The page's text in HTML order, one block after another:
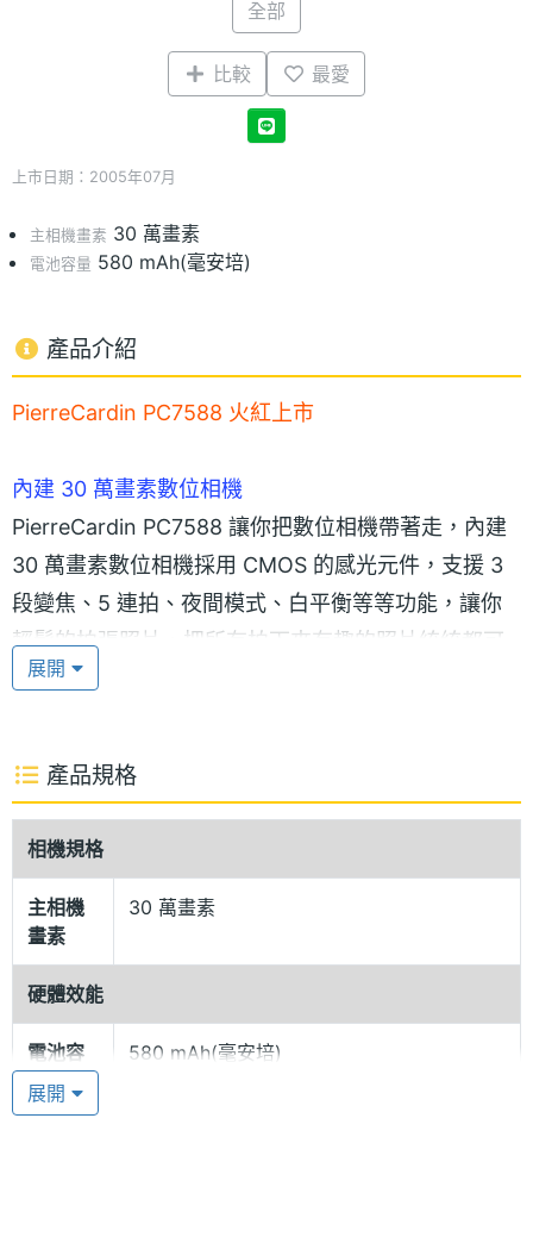
全部
比較 最愛
上市日期：2005年07月
主相機畫素 30 萬畫素
電池容量 580 mAh(毫安培)
產品介紹
PierreCardin PC7588 火紅上市
內建 30 萬畫素數位相機
PierreCardin PC7588 讓你把數位相機帶著走，內建
30 萬畫素數位相機採用 CMOS 的感光元件，支援 3
段變焦、5 連拍、夜間模式、白平衡等等功能，讓你
輕鬆的拍張照片，把所有拍下來有趣的照片統統都可
以設定成桌布，生活變得更精彩。
PierreCardin PC7588 為支援 64 和弦的音樂鈴聲，
樂鈴聲格式為 MIDI、MP3，只要是支援這些格式的音
樂 PierreCardin PC7588 就能讓你隨心所欲的變成來
電鈴聲，好聽的 MP3 音樂鈴聲是你絕對不能錯過的選
擇。
內建 64 MB 記憶體空間
展開
產品規格
相機規格
主相機
畫素
30 萬畫素
硬體效能
電池容
量
580 mAh(毫安培)
展開